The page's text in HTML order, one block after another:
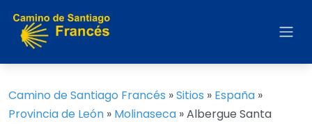
Camino de Santiago Francés »Sitios » España »
Provincia de León » Molinaseca »Albergue Santa